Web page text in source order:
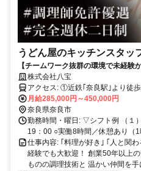
うどん屋のキッチンスタッ
【チームワーク抜群の環境で未経験
年以上の安心感/月給28.5万円～/入
休2日制/寮・社宅完備
株式会社八宝
アクセス: ①近鉄｢奈良駅｣
月給285,000円～450,000円
奈良県奈良市
勤務時間・曜日: ▽シフト例 （１
19：00 ○実働8時間／休憩あり（1
仕事内容: ｢料理が好き｣ ｢人と関
経験でも大歓迎！ 創業50年以上
ものの調理技術と 温かい仲間を